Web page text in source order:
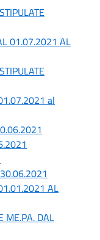
01.07.2021 AL
al
AL
ME.PA. DAL